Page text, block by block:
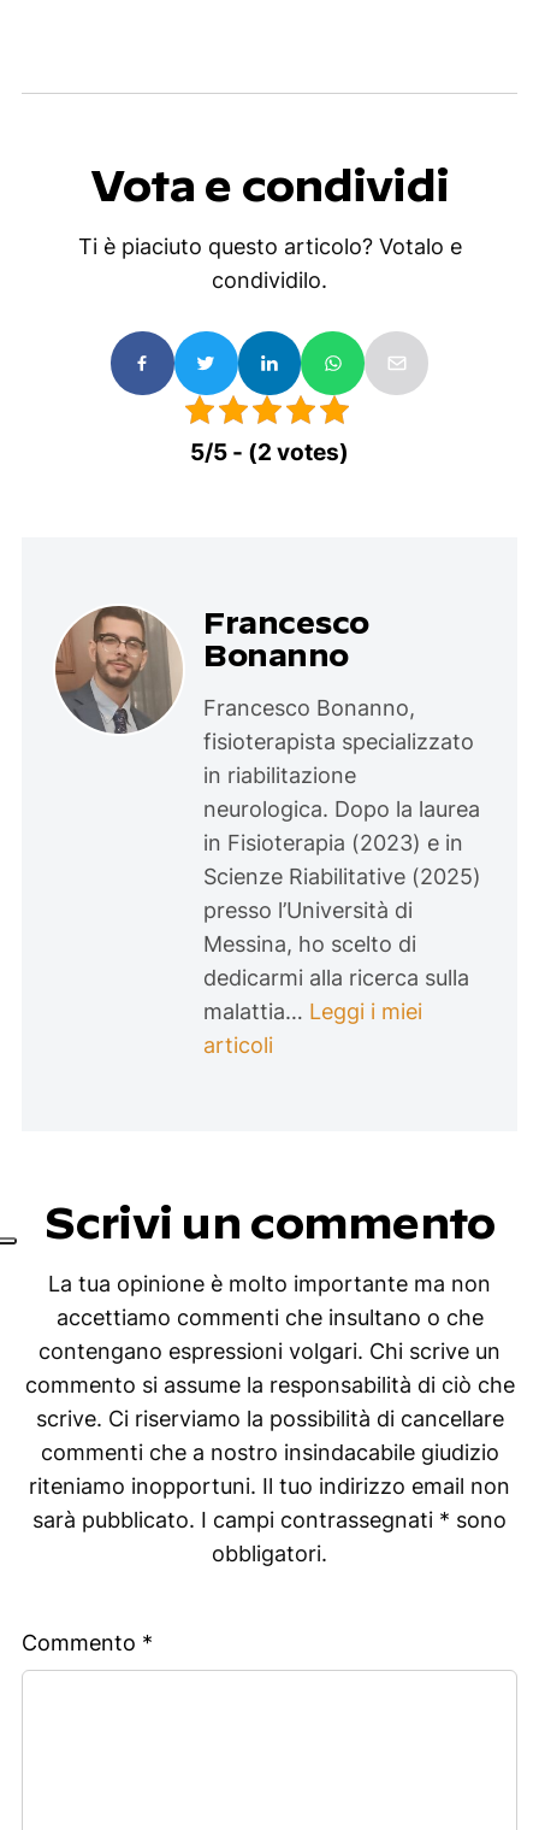
Vota e condividi
Ti è piaciuto questo articolo? Votalo e
condividilo.
5/5 - (2 votes)
Francesco
Bonanno
Francesco Bonanno,
fisioterapista specializzato
in riabilitazione
neurologica. Dopo la laurea
in Fisioterapia (2023) e in
Scienze Riabilitative (2025)
presso l’Università di
Messina, ho scelto di
dedicarmi alla ricerca sulla
malattia… Leggi i miei
articoli
Scrivi un commento
La tua opinione è molto importante ma non
accettiamo commenti che insultano o che
contengano espressioni volgari. Chi scrive un
commento si assume la responsabilità di ciò che
scrive. Ci riserviamo la possibilità di cancellare
commenti che a nostro insindacabile giudizio
riteniamo inopportuni. Il tuo indirizzo email non
sarà pubblicato. I campi contrassegnati * sono
obbligatori.
Commento *